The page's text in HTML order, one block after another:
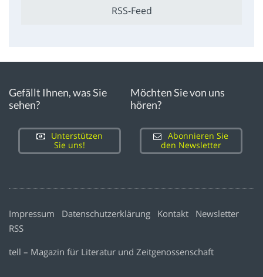
RSS-Feed
Gefällt Ihnen, was Sie
sehen?
Unterstützen
Sie uns!
Möchten Sie von uns
hören?
Abonnieren Sie
den Newsletter
Impressum Datenschutzerklärung Kontakt
Newsletter
RSS
tell – Magazin für Literatur und Zeitgenossenschaft